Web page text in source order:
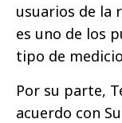
usuarios de la
es uno de los
tipo de
Por su parte,
acuerdo con